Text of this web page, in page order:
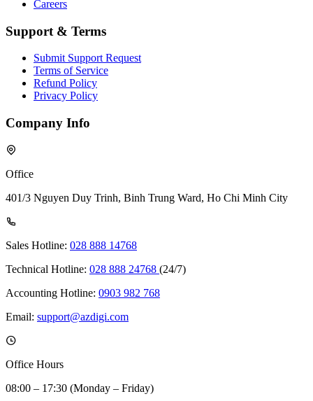
Careers
Support & Terms
Submit Support Request
Terms of Service
Refund Policy
Privacy Policy
Company Info
Office
401/3 Nguyen Duy Trinh, Binh Trung Ward, Ho Chi Minh City
Sales Hotline: 028 888 14768
Technical Hotline: 028 888 24768 (24/7)
Accounting Hotline: 0903 982 768
Email: support@azdigi.com
Office Hours
08:00 – 17:30 (Monday – Friday)